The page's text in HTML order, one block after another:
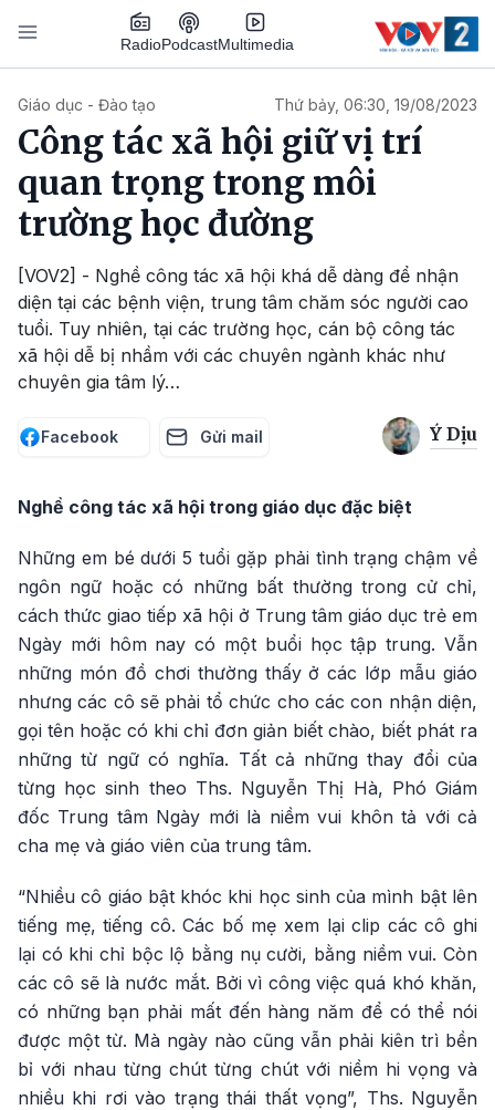
Nhảy đến nội dung
RadioPodcastMultimedia
Giáo dục - Đào tạo Thứ bảy, 06:30, 19/08/2023
Công tác xã hội giữ vị trí
quan trọng trong môi
trường học đường
[VOV2] - Nghề công tác xã hội khá dễ dàng để nhận
diện tại các bệnh viện, trung tâm chăm sóc người cao
tuổi. Tuy nhiên, tại các trường học, cán bộ công tác
xã hội dễ bị nhầm với các chuyên ngành khác như
chuyên gia tâm lý…
Facebook Gửi mail Ý Dịu
Nghề công tác xã hội trong giáo dục đặc biệt
Những em bé dưới 5 tuổi gặp phải tình trạng chậm về
ngôn ngữ hoặc có những bất thường trong cử chỉ,
cách thức giao tiếp xã hội ở Trung tâm giáo dục trẻ em
Ngày mới hôm nay có một buổi học tập trung. Vẫn
những món đồ chơi thường thấy ở các lớp mẫu giáo
nhưng các cô sẽ phải tổ chức cho các con nhận diện,
gọi tên hoặc có khi chỉ đơn giản biết chào, biết phát ra
những từ ngữ có nghĩa. Tất cả những thay đổi của
từng học sinh theo Ths. Nguyễn Thị Hà, Phó Giám
đốc Trung tâm Ngày mới là niềm vui khôn tả với cả
cha mẹ và giáo viên của trung tâm.
“Nhiều cô giáo bật khóc khi học sinh của mình bật lên
tiếng mẹ, tiếng cô. Các bố mẹ xem lại clip các cô ghi
lại có khi chỉ bộc lộ bằng nụ cười, bằng niềm vui. Còn
các cô sẽ là nước mắt. Bởi vì công việc quá khó khăn,
có những bạn phải mất đến hàng năm để có thể nói
được một từ. Mà ngày nào cũng vẫn phải kiên trì bền
bỉ với nhau từng chút từng chút với niềm hi vọng và
nhiều khi rơi vào trạng thái thất vọng”, Ths. Nguyễn